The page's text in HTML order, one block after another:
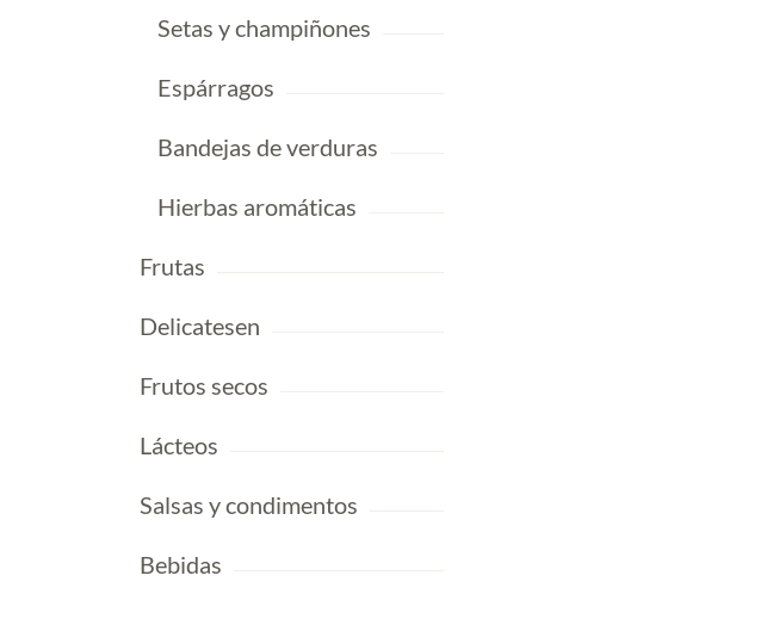
Setas y champiñones
Espárragos
Bandejas de verduras
Hierbas aromáticas
Frutas
Delicatesen
Frutos secos
Lácteos
Salsas y condimentos
Bebidas